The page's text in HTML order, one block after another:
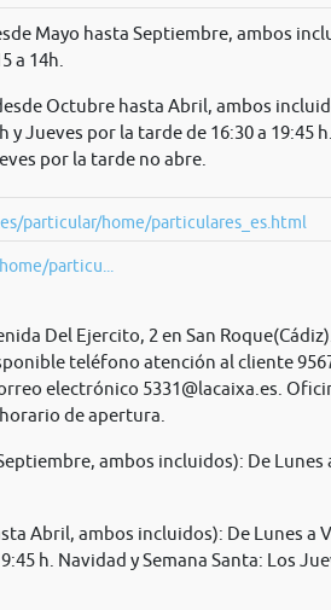
Mayo hasta Septiembre, ambos
a 14h.
Octubre hasta Abril, ambos
y Jueves por la tarde de 16:30 a 19:45
por la tarde no abre.
particular/home/particulares_es.html
particu...
Del Ejercito, 2 en San
teléfono atención al cliente
electrónico 5331@lacaixa.es .
de apertura.
ambos incluidos): De Lunes
Abril, ambos incluidos): De Lunes a
h. Navidad y Semana Santa: Los